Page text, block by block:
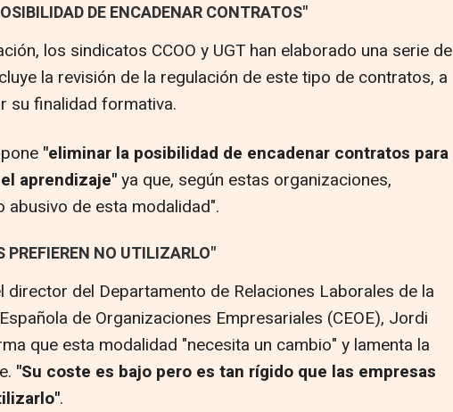
DE ENCADENAR CONTRATOS"
los sindicatos CCOO y UGT han elaborado una serie de
la revisión de la regulación de este tipo de contratos, a
su finalidad formativa.
"eliminar la posibilidad de encadenar contratos para
aprendizaje"ya que, según estas organizaciones,
abusivo de esta modalidad".
PREFIEREN NO UTILIZARLO"
director del Departamento de Relaciones Laborales de la
de Organizaciones Empresariales (CEOE), Jordi
que esta modalidad "necesita un cambio" y lamenta la
"Su coste es bajo pero es tan rígido que las empresas
.